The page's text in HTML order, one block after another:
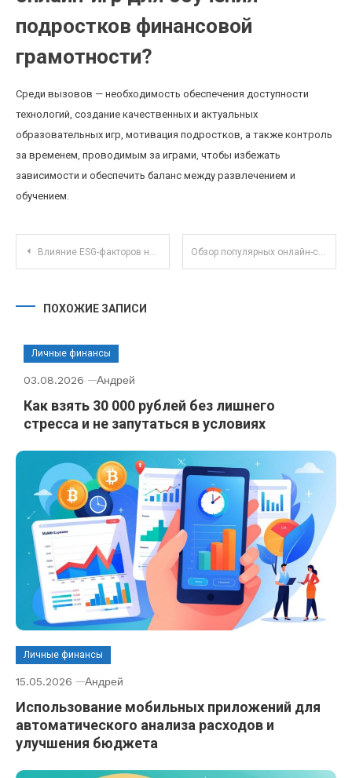
подростков финансовой
грамотности?
Среди вызовов — необходимость обеспечения доступности
технологий, создание качественных и актуальных
образовательных игр, мотивация подростков, а также контроль
за временем, проводимым за играми, чтобы избежать
зависимости и обеспечить баланс между развлечением и
обучением.
Навигация по записям
Влияние ESG-факторов на доходность и риски облигаций с экологической направленностью Обзор популярных онлайн-сервисов для совместной работы над проектами в 2025 году
ПОХОЖИЕ ЗАПИСИ
Личные финансы
03.08.2026 Андрей
Как взять 30 000 рублей без лишнего
стресса и не запутаться в условиях
Личные финансы
15.05.2026 Андрей
Использование мобильных приложений для
автоматического анализа расходов и
улучшения бюджета